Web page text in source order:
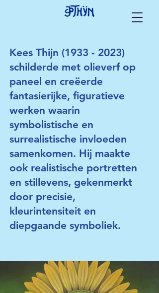
Kees Thijn (1933 - 2023)
schilderde met olieverf op
paneel en creëerde
fantasierijke, figuratieve
werken waarin
symbolistische en
surrealistische invloeden
samenkomen. Hij maakte
ook realistische portretten
en stillevens, gekenmerkt
door precisie,
kleurintensiteit en
diepgaande symboliek.